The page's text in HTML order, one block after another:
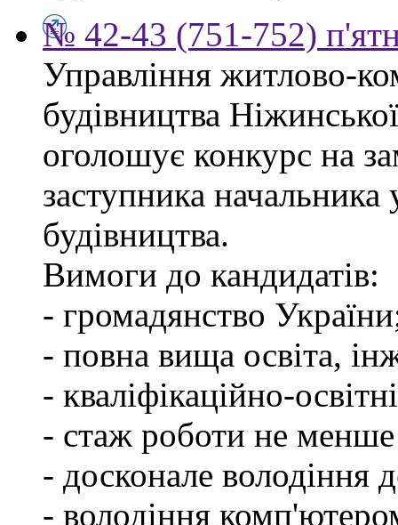
№ 42-43 (751-752)
Управління житлово-
будівництва
оголошує конкурс на
заступника
будівництва.
Вимоги до кандидатів:
- громадянство
- повна вища освіта,
- кваліфікаційно-
- стаж роботи не менше
- досконале
- володіння